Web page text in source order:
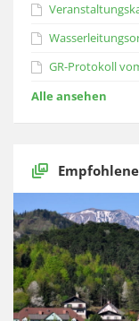
GR-Protokoll
Alle ansehen